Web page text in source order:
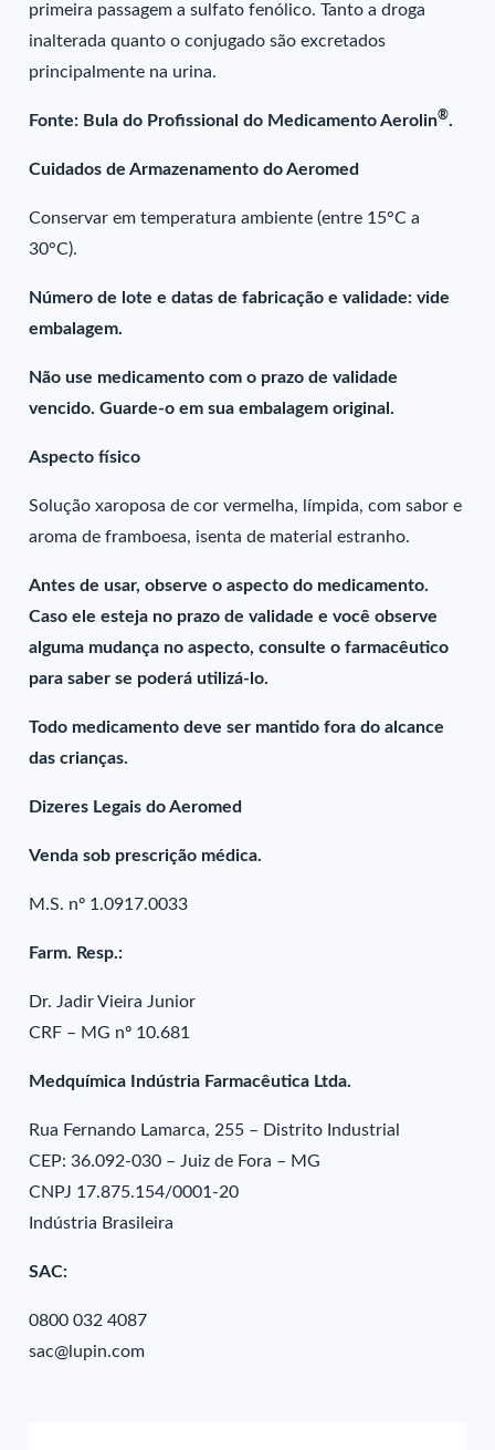
primeira passagem a sulfato fenólico. Tanto a droga
inalterada quanto o conjugado são excretados
principalmente na urina.
Fonte: Bula do Profissional do Medicamento Aerolin®.
Cuidados de Armazenamento do Aeromed
Conservar em temperatura ambiente (entre 15°C a
30°C).
Número de lote e datas de fabricação e validade: vide
embalagem.
Não use medicamento com o prazo de validade
vencido. Guarde-o em sua embalagem original.
Aspecto físico
Solução xaroposa de cor vermelha, límpida, com sabor e
aroma de framboesa, isenta de material estranho.
Antes de usar, observe o aspecto do medicamento.
Caso ele esteja no prazo de validade e você observe
alguma mudança no aspecto, consulte o farmacêutico
para saber se poderá utilizá-lo.
Todo medicamento deve ser mantido fora do alcance
das crianças.
Dizeres Legais do Aeromed
Venda sob prescrição médica.
M.S. nº 1.0917.0033
Farm. Resp.:
Dr. Jadir Vieira Junior
CRF – MG nº 10.681
Medquímica Indústria Farmacêutica Ltda.
Rua Fernando Lamarca, 255 – Distrito Industrial
CEP: 36.092-030 – Juiz de Fora – MG
CNPJ 17.875.154/0001-20
Indústria Brasileira
SAC:
0800 032 4087
sac@lupin.com